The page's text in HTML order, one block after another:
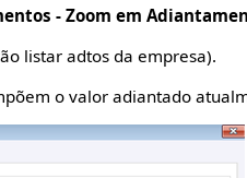
- Zoom em
listar adtos da empresa).
o valor adiantado